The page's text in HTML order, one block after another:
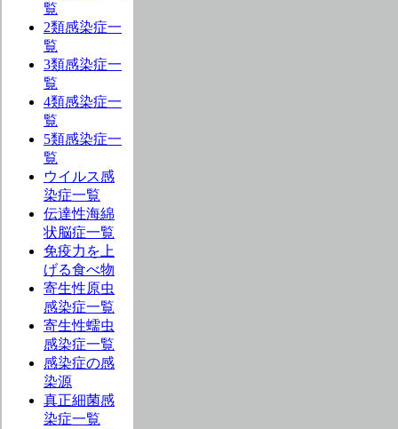
覧
2類感染症一
覧
3類感染症一
覧
4類感染症一
覧
5類感染症一
覧
ウイルス感
染症一覧
伝達性海綿
状脳症一覧
免疫力を上
げる食べ物
寄生性原虫
感染症一覧
寄生性蠕虫
感染症一覧
感染症の感
染源
真正細菌感
染症一覧